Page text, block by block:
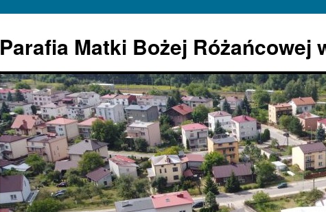
Parafia Matki Bożej Różańcowej